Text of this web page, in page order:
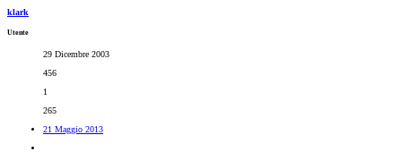
klark
Utente
29 Dicembre 2003
456
1
265
21 Maggio 2013